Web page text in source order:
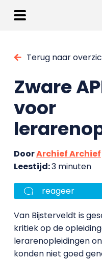
Terug naar
Zware
voor
DoorArchief Archief
Leestijd:3 minuten
reageer
Van Bijsterveldt is
kritiek op de
lerarenopleidingen
konden niet goed